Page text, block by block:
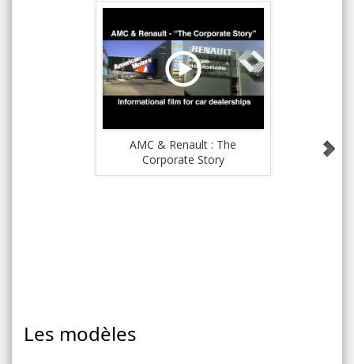
AMC & Renault : The
Corporate Story
Building
Les modèles